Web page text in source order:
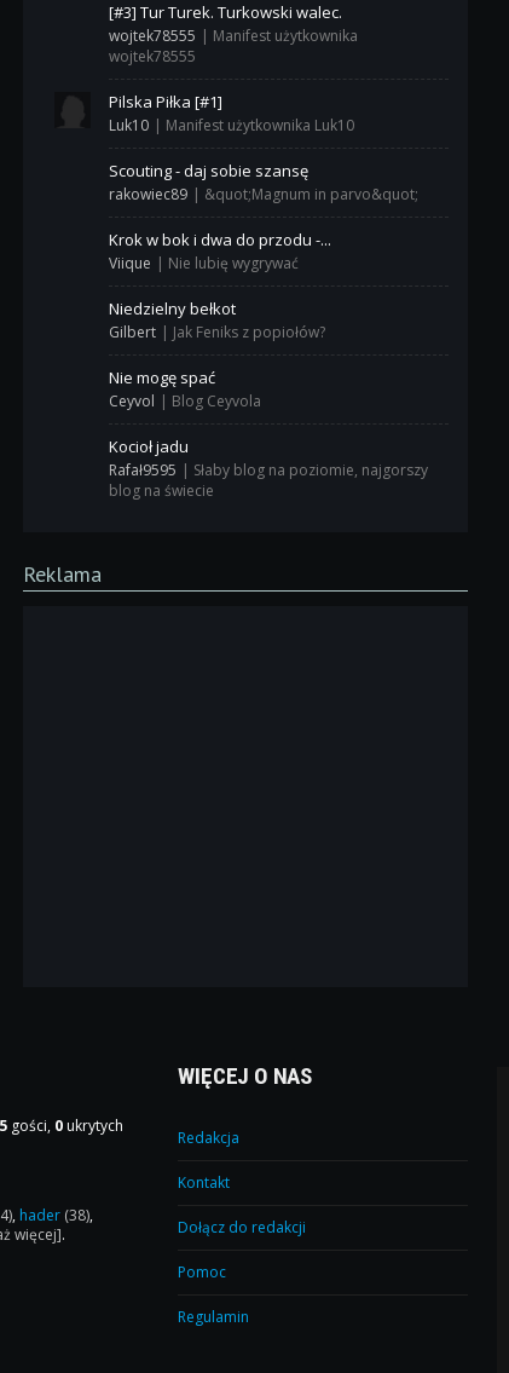
[#3] Tur Turek. Turkowski walec.
wojtek78555 | Manifest użytkownika
wojtek78555
Pilska Piłka [#1]
Luk10 | Manifest użytkownika Luk10
Scouting - daj sobie szansę
rakowiec89 | &quot;Magnum in parvo&quot;
Krok w bok i dwa do przodu -...
Viique | Nie lubię wygrywać
Niedzielny bełkot
Gilbert | Jak Feniks z popiołów?
Nie mogę spać
Ceyvol | Blog Ceyvola
Kocioł jadu
Rafał9595 | Słaby blog na poziomie, najgorszy
blog na świecie
Reklama
gości, 0 ukrytych
, hader (38),
więcej].
WIĘCEJ O NAS
Redakcja
Kontakt
Dołącz do redakcji
Pomoc
Regulamin